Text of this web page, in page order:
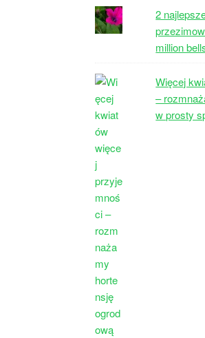
2
million
Więcej
–
w prosty